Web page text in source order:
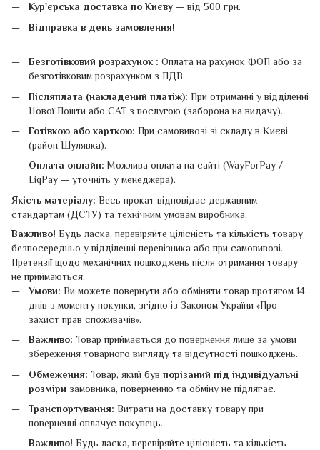
Кур'єрська доставка по Києву — від 500 грн.
Відправка в день замовлення!
Безготівковий розрахунок : Оплата на рахунок ФОП або за
безготівковим розрахунком з ПДВ.
Післяплата (накладений платіж): При отриманні у відділенні
Нової Пошти або САТ з послугою (заборона на видачу).
Готівкою або карткою: При самовивозі зі складу в Києві
(район Шулявка).
Оплата онлайн: Можлива оплата на сайті (WayForPay /
LiqPay — уточніть у менеджера).
Якість матеріалу: Весь прокат відповідає державним
стандартам (ДСТУ) та технічним умовам виробника.
Важливо! Будь ласка, перевіряйте цілісність та кількість товару
безпосередньо у відділенні перевізника або при самовивозі.
Претензії щодо механічних пошкоджень після отримання товару
не приймаються.
Умови: Ви можете повернути або обміняти товар протягом 14
днів з моменту покупки, згідно із Законом України «Про
захист прав споживачів».
Важливо: Товар приймається до повернення лише за умови
збереження товарного вигляду та відсутності пошкоджень.
Обмеження: Товар, який був порізаний під індивідуальні
розміри замовника, поверненню та обміну не підлягає.
Транспортування: Витрати на доставку товару при
поверненні оплачує покупець.
Важливо! Будь ласка, перевіряйте цілісність та кількість